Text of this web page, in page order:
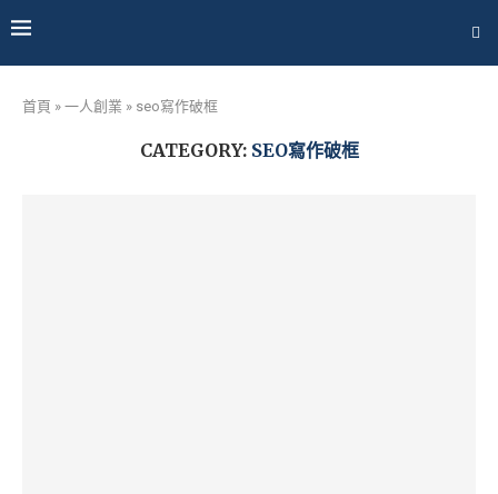
首頁 » 一人創業 » seo寫作破框
CATEGORY: SEO寫作破框